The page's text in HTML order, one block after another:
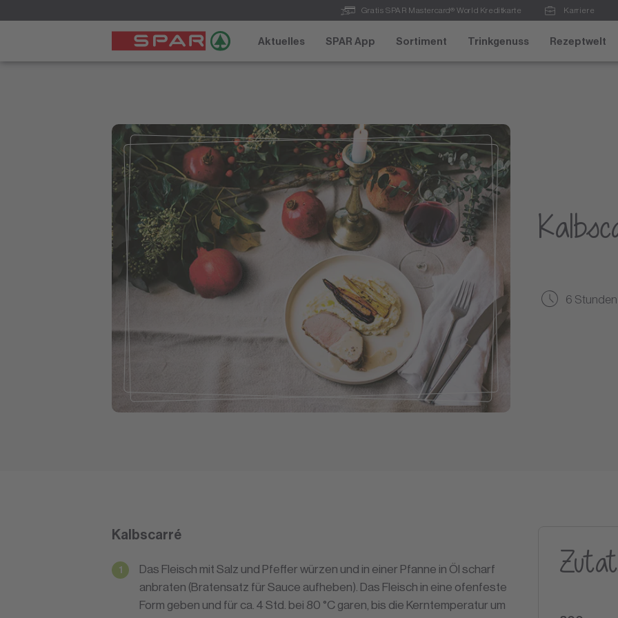
Gratis SPAR Mastercard® World Kreditkarte Karriere
Aktuelles SPAR App Sortiment Trinkgenuss Rezeptwelt
6 Stunden
Kalbscarré
Das Fleisch mit Salz und Pfeffer würzen und in einer Pfanne in Öl scharf
anbraten (Bratensatz für Sauce aufheben). Das Fleisch in eine ofenfeste
Form geben und für ca. 4 Std. bei 80 °C garen, bis die Kerntemperatur um